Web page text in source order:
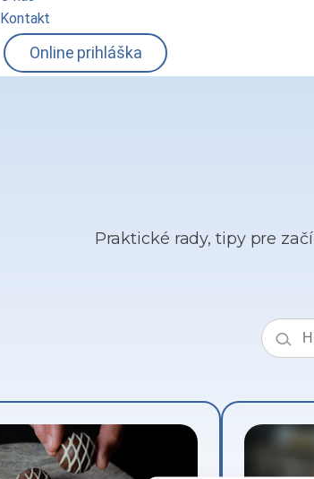
Kontakt
Online prihláška
Praktické rady, tipy pre
Search
the